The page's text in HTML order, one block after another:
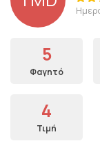
5
Φαγητό
4
Τιμή